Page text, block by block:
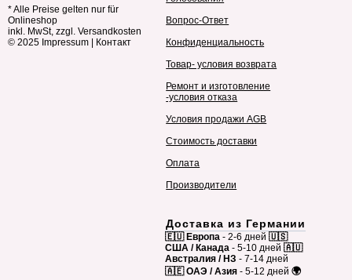
* Alle Preise gelten nur für
Onlineshop
inkl. MwSt, zzgl. Versandkosten
© 2025 Impressum Контакт
Вопрос-Ответ
Конфиденциальность
Товар- условия возврата
Ремонт и изготовление
-условия отказа
Условия продажи AGB
Стоимость доставки
Оплата
Производители
Доставка из Германии
🇪🇺 Европа - 2-6 дней 🇺🇸
США / Канада - 5-10 дней 🇦🇺
Австралия / НЗ - 7-14 дней
🇦🇪 ОАЭ / Азия - 5-12 дней 🌍